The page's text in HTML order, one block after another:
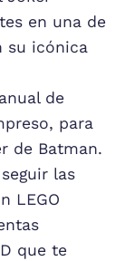
en una de
su icónica
de
para
de Batman.
las
LEGO
que te